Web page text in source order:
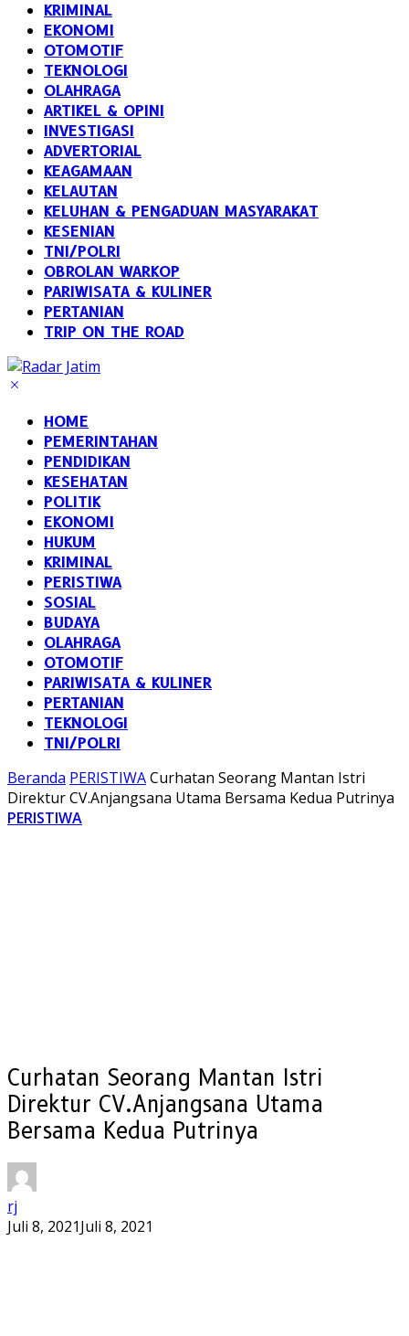
KRIMINAL
EKONOMI
OTOMOTIF
TEKNOLOGI
OLAHRAGA
ARTIKEL & OPINI
INVESTIGASI
ADVERTORIAL
KEAGAMAAN
KELAUTAN
KELUHAN & PENGADUAN MASYARAKAT
KESENIAN
TNI/POLRI
OBROLAN WARKOP
PARIWISATA & KULINER
PERTANIAN
TRIP ON THE ROAD
HOME
PEMERINTAHAN
PENDIDIKAN
KESEHATAN
POLITIK
EKONOMI
HUKUM
KRIMINAL
PERISTIWA
SOSIAL
BUDAYA
OLAHRAGA
OTOMOTIF
PARIWISATA & KULINER
PERTANIAN
TEKNOLOGI
TNI/POLRI
Beranda PERISTIWACurhatan Seorang Mantan Istri
Direktur CV.Anjangsana Utama Bersama Kedua Putrinya
PERISTIWA
Curhatan Seorang Mantan Istri
Direktur CV.Anjangsana Utama
Bersama Kedua Putrinya
rj
Juli 8, 2021Juli 8, 2021